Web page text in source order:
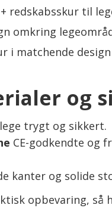
redskabsskur til
omkring
i matchende design
og
trygt og sikkert.
CE-godkendte og
kanter og solide
opbevaring,